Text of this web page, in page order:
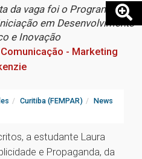
da vaga foi o Programa
em Desenvolvimento
e Inovação
Comunicação - Marketing
Curitiba (FEMPAR) News
a estudante Laura
e Propaganda, da